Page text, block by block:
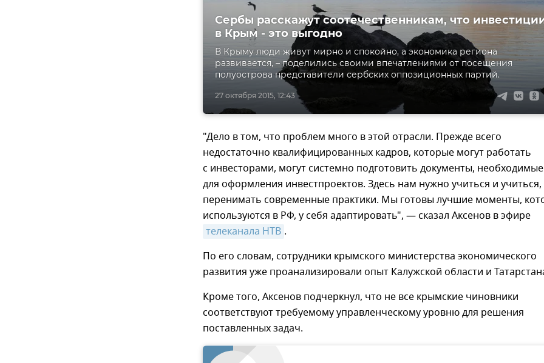
27 октября 2015, 12:43
Сербы расскажут соотечественникам, что
в Крым - это выгодно
В Крыму люди живут мирно и спокойно, а экономика региона
развивается, – поделились своими впечатлениями от посещения
полуострова представители сербских оппозиционных партий.
"Дело в том, что проблем много в этой отрасли. Прежде всего
недостаточно квалифицированных кадров, которые могут работать
с инвесторами, могут системно подготовить документы, необходимые
для оформления инвестпроектов. Здесь нам нужно учиться и учиться,
перенимать современные практики. Мы готовы лучшие моменты,
используются в РФ, у себя адаптировать", — сказал Аксенов в эфире
телеканала НТВ .
По его словам, сотрудники крымского министерства экономического
развития уже проанализировали опыт Калужской области и
Кроме того, Аксенов подчеркнул, что не все крымские чиновники
соответствуют требуемому управленческому уровню для решения
поставленных задач.